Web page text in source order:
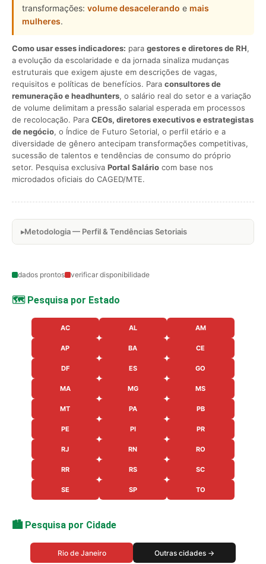
transformações: volume desacelerando e mais
mulheres.
Como usar esses indicadores: para gestores e diretores de RH,
a evolução da escolaridade e da jornada sinaliza mudanças
estruturais que exigem ajuste em descrições de vagas,
requisitos e políticas de benefícios. Para consultores de
remuneração e headhunters, o salário real do setor e a variação
de volume delimitam a pressão salarial esperada em processos
de recolocação. Para CEOs, diretores executivos e estrategistas
de negócio, o Índice de Futuro Setorial, o perfil etário e a
diversidade de gênero antecipam transformações competitivas,
sucessão de talentos e tendências de consumo do próprio
setor. Pesquisa exclusiva Portal Salário com base nos
microdados oficiais do CAGED/MTE.
Metodologia — Perfil & Tendências Setoriais
dados prontos verificar disponibilidade
🗺️ Pesquisa por Estado
AC AL AM
AP BA CE
DF ES GO
MA MG MS
MT PA PB
PE PI PR
RJ RN RO
RR RS SC
SE SP TO
🏙️ Pesquisa por Cidade
Rio de Janeiro Outras cidades →